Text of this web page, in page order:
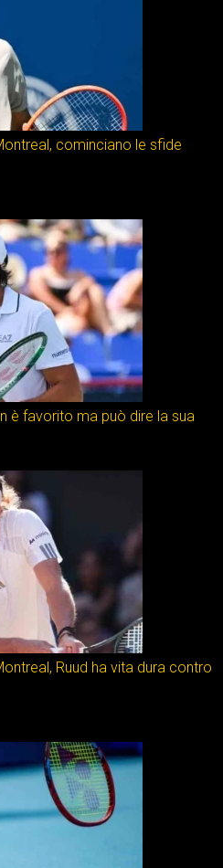
cominciano le sfide
è favorito ma può dire la sua
Ruud ha vita dura contro